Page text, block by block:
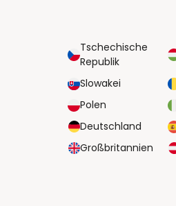
Tschechische
Republik
Slowakei
Polen
Deutschland
Großbritannien